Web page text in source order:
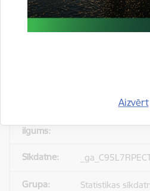
Aizvērt
Statistikas
uzlabotu vietnes
pakalpojumus)
Statistikas